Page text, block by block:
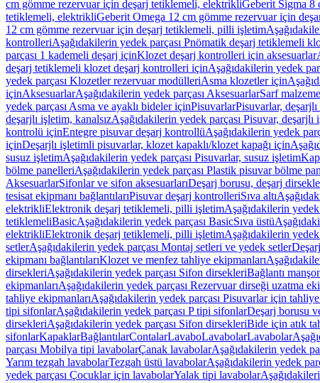
cm gömme rezervuar için deşarj tetiklemeli, elektrikliGeberit Sigma 8
tetiklemeli, elektrikliGeberit Omega 12 cm gömme rezervuar için
12 cm gömme rezervuar için deşarj tetiklemeli, pilli işletim
kontrolleriAşağıdakilerin yedek parçası Pnömatik deşarj tetiklemeli
parçası 1 kademeli deşarj içinKlozet deşarj kontrolleri için aksesuarlar
deşarj tetiklemeli klozet deşarj kontrolleri içinAşağıdakilerin yedek
yedek parçası Klozetler rezervuar modülleriAsma klozetler için
içinAksesuarlarAşağıdakilerin yedek parçası AksesuarlarSarf
yedek parçası Asma ve ayaklı bideler içinPisuvarlarPisuvarlar,
deşarjlı işletim, kanalsızAşağıdakilerin yedek parçası Pisuvar, deşarjlı
kontrolü içinEntegre pisuvar deşarj kontrollüAşağıdakilerin yedek
içinDeşarjlı işletimli pisuvarlar, klozet kapaklı/klozet kapağı için
susuz işletimAşağıdakilerin yedek parçası Pisuvarlar, susuz işletim
bölme panelleriAşağıdakilerin yedek parçası Plastik pisuvar bölme
AksesuarlarSifonlar ve sifon aksesuarlarıDeşarj borusu, deşarj
tesisat ekipmanı bağlantılarıPisuvar deşarj kontrolleriSıva altı
elektrikliElektronik deşarj tetiklemeli, pilli işletimAşağıdakilerin
tetiklemeliBasicAşağıdakilerin yedek parçası BasicSıva üstü
elektrikliElektronik deşarj tetiklemeli, pilli işletimAşağıdakilerin
setlerAşağıdakilerin yedek parçası Montaj setleri ve yedek setler
ekipmanı bağlantılarıKlozet ve menfez tahliye ekipmanları
dirsekleriAşağıdakilerin yedek parçası Sifon dirsekleriBağlantı
ekipmanlarıAşağıdakilerin yedek parçası Rezervuar dirseği uzatma
tahliye ekipmanlarıAşağıdakilerin yedek parçası Pisuvarlar için
tipi sifonlarAşağıdakilerin yedek parçası P tipi sifonlarDeşarj borusu
dirsekleriAşağıdakilerin yedek parçası Sifon dirsekleriBide için atık
sifonlarKapaklarBağlantılarContalarLavaboLavabolarLavabolar
parçası Mobilya tipi lavabolarÇanak lavabolarAşağıdakilerin yedek
Yarım tezgah lavabolarTezgah üstü lavabolarAşağıdakilerin yedek
yedek parçası Çocuklar için lavabolarYalak tipi lavabolar